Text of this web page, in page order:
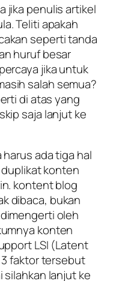
jika penulis artikel
Teliti apakah
seperti tanda
huruf besar
jika untuk
salah semua?
di atas yang
saja lanjut ke
ada tiga hal
konten
kontent blog
dibaca, bukan
oleh
konten
LSI (Latent
faktor tersebut
silahkan lanjut ke